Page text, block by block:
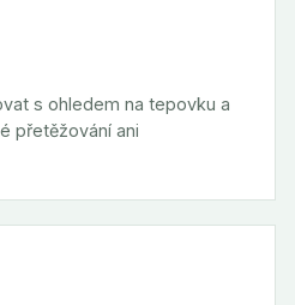
s ohledem na tepovku a
přetěžování ani